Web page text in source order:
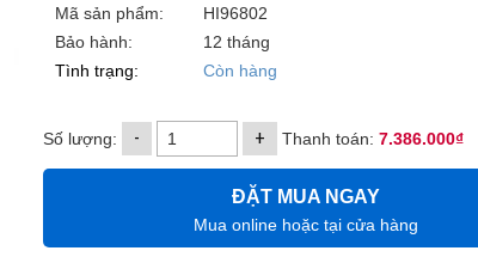
Mã sản phẩm:
HI96802
Bảo hành:
12 tháng
Tình trạng:
Còn hàng
Số lượng: - + Thanh toán: 7.386.000₫
ĐẶT MUA NGAY
Mua online hoặc tại cửa hàng